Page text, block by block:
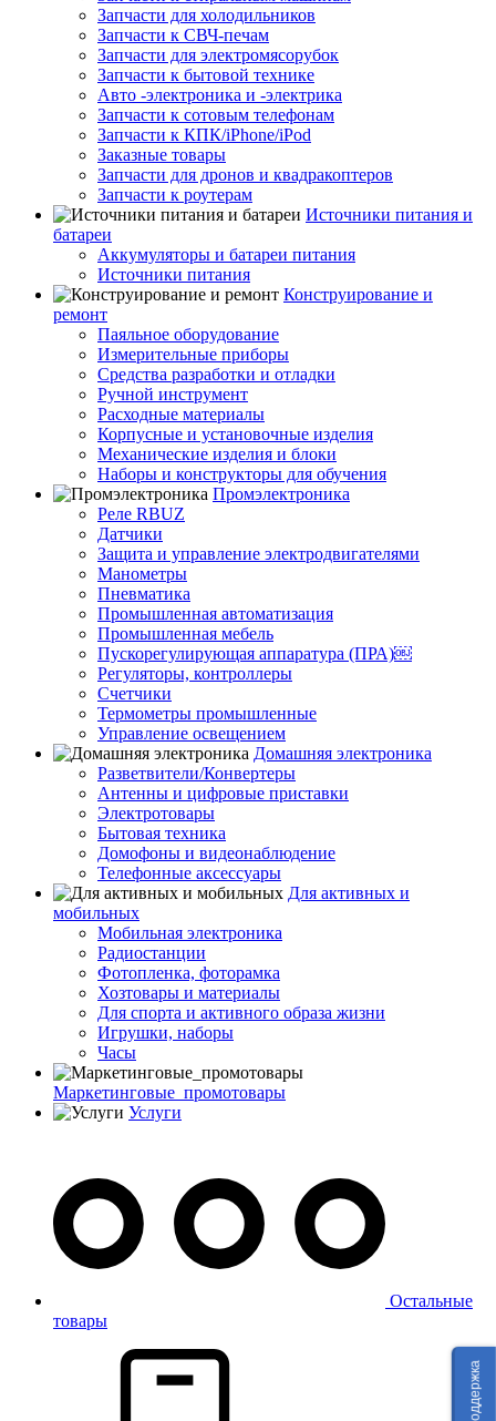
Запчасти для холодильников
Запчасти к СВЧ-печам
Запчасти для электромясорубок
Запчасти к бытовой технике
Авто -электроника и -электрика
Запчасти к сотовым телефонам
Запчасти к КПК/iPhone/iPod
Заказные товары
Запчасти для дронов и квадракоптеров
Запчасти к роутерам
Источники питания и
батареи
Аккумуляторы и батареи питания
Источники питания
Конструирование и
ремонт
Паяльное оборудование
Измерительные приборы
Средства разработки и отладки
Ручной инструмент
Расходные материалы
Корпусные и установочные изделия
Механические изделия и блоки
Наборы и конструкторы для обучения
Промэлектроника
Реле RBUZ
Датчики
Защита и управление электродвигателями
Манометры
Пневматика
Промышленная автоматизация
Промышленная мебель
Пускорегулирующая аппаратура (ПРА)￼
Регуляторы, контроллеры
Счетчики
Термометры промышленные
Управление освещением
Домашняя электроника
Разветвители/Конвертеры
Антенны и цифровые приставки
Электротовары
Бытовая техника
Домофоны и видеонаблюдение
Телефонные аксессуары
Для активных и
мобильных
Мобильная электроника
Радиостанции
Фотопленка, фоторамка
Хозтовары и материалы
Для спорта и активного образа жизни
Игрушки, наборы
Часы
Маркетинговые_промотовары
Услуги
Остальные
товары